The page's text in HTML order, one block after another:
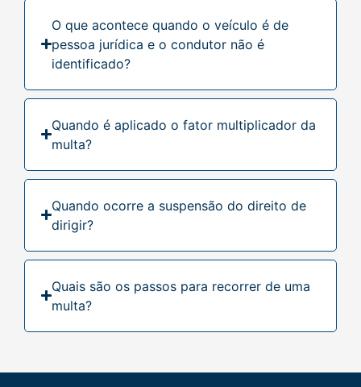
O que acontece quando o veículo é de
pessoa jurídica e o condutor não é
identificado?
Quando é aplicado o fator multiplicador da
multa?
Quando ocorre a suspensão do direito de
dirigir?
Quais são os passos para recorrer de uma
multa?